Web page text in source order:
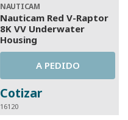
NAUTICAM
Nauticam Red V-Raptor
8K VV Underwater
Housing
A PEDIDO
Cotizar
16120